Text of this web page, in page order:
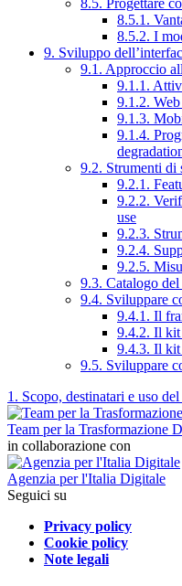
8.5.1.
8.5.2. I
9. Sviluppo
9.1. Approccio
9.1.1.
9.1.2.
9.1.3.
9.1.4.
9.2. Strumenti di
9.2.1.
9.2.2.
use
9.2.3.
9.2.4.
9.2.5.
9.3. Catalogo
9.4. Sviluppare
9.4.1. Il
9.4.2. Il
9.4.3. Il
9.5. Sviluppare
1. Scopo, destinatari e uso
Team per la Trasformazione
in collaborazione con
Agenzia per l'Italia Digitale
Seguici su
Privacy policy
Cookie policy
Note legali